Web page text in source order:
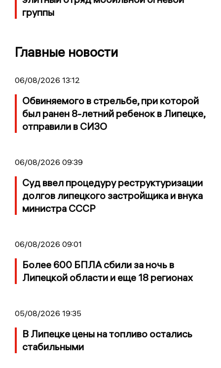
группы
Главные новости
06/08/2026 13:12
Обвиняемого в стрельбе, при которой
был ранен 8-летний ребенок в Липецке,
отправили в СИЗО
06/08/2026 09:39
Суд ввел процедуру реструктуризации
долгов липецкого застройщика и внука
министра СССР
06/08/2026 09:01
Более 600 БПЛА сбили за ночь в
Липецкой области и еще 18 регионах
05/08/2026 19:35
В Липецке цены на топливо остались
стабильными